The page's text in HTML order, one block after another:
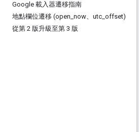
Google 載入器遷移指南
地點欄位遷移 (open now、utc offset)
從第 2 版升級至第 3 版